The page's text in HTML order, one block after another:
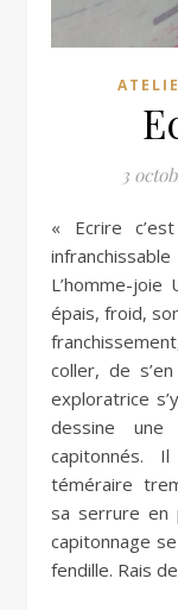
3
« Ecrire
L’homme-joie
épais, froid,
coller, de
exploratrice
dessine
capitonnés.
téméraire
sa serrure en
capitonnage
fendille. Rais